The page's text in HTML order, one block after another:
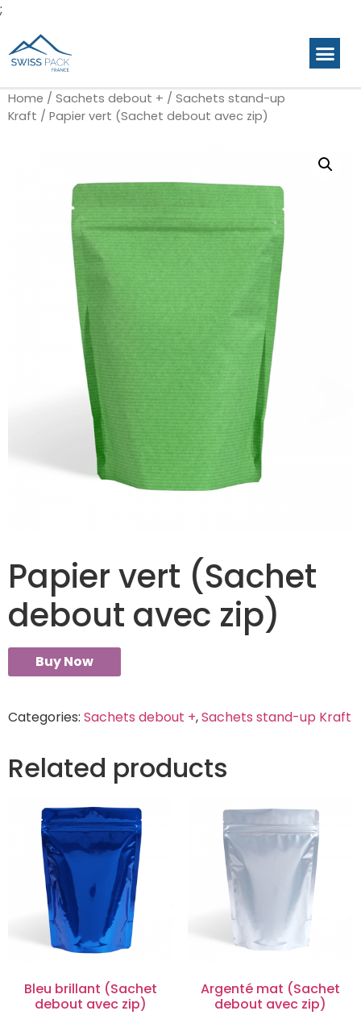
;
Home / Sachets debout + / Sachets stand-up
Kraft / Papier vert (Sachet debout avec zip)
Papier vert (Sachet
debout avec zip)
Buy Now
Categories: Sachets debout +,Sachets stand-up Kraft
Related products
Bleu brillant (Sachet
debout avec zip)
Argenté mat (Sachet
debout avec zip)